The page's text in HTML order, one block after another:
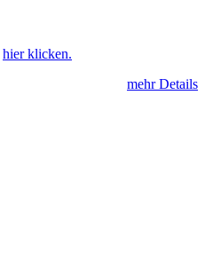
hier klicken.
mehr Details